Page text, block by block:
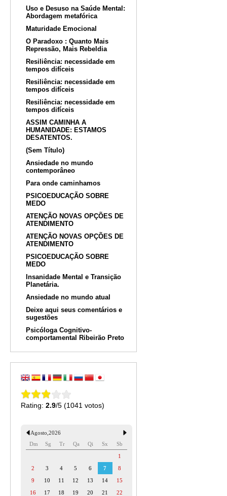
Uso e Desuso na Saúde Mental:
Abordagem metafórica
Maturidade Emocional
O Paradoxo : Quanto Mais
Repressão, Mais Rebeldia
Resiliência: necessidade em
tempos difíceis
Resiliência: necessidade em
tempos difíceis
Resiliência: necessidade em
tempos difíceis
ASSIM CAMINHA A
HUMANIDADE: ESTAMOS
DESATENTOS.
(Sem Título)
Ansiedade no mundo
contemporâneo
Para onde caminhamos
PSICOEDUCAÇÃO SOBRE
MEDO
ATENÇÃO NOVAS OPÇÕES DE
ATENDIMENTO
ATENÇÃO NOVAS OPÇÕES DE
ATENDIMENTO
PSICOEDUCAÇÃO SOBRE
MEDO
Insanidade Mental e Transição
Planetária.
Ansiedade no mundo atual
Deixe aqui seus comentários e
sugestões
Psicóloga Cognitivo-
comportamental Ribeirão Preto
Rating: 2.9/5 (1041 votos)
Agosto 2026
Dm
Sg Tr Qa Qi Sx
Sb
1
2
3 4 5 6 7
8
9
10 11 12 13 14
15
16
17 18 19 20 21
22